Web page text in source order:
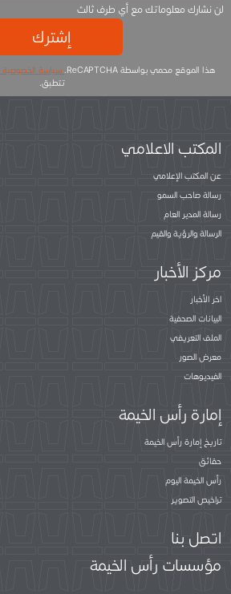
لن نشارك معلوماتك مع أي طرف ثالث
إشترك
هذا الموقع محمي بواسطة ReCAPTCHA. سياسة الخصوصية
تتطبق.
المكتب الاعلامي
عن المكتب الإعلامي
رسالة صاحب السمو
رسالة المدير العام
الرسالة والرؤية والقيم
مركز الأخبار
اخر الأخبار
البيانات الصحفية
الملف التعريفي
معرض الصور
الفيديوهات
إمارة رأس الخيمة
تاريخ إمارة رأس الخيمة
حقائق
رأس الخيمة اليوم
تراخيص التصوير
اتصل بنا
مؤسسات رأس الخيمة